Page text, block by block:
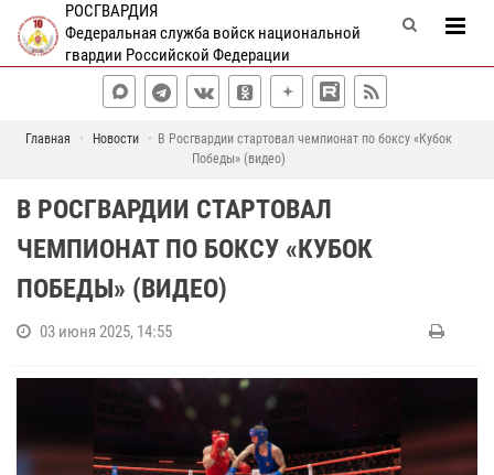
РОСГВАРДИЯ
Федеральная служба войск национальной
гвардии Российской Федерации
Главная Новости
В Росгвардии стартовал чемпионат по боксу «Кубок
Победы» (видео)
В РОСГВАРДИИ СТАРТОВАЛ
ЧЕМПИОНАТ ПО БОКСУ «КУБОК
ПОБЕДЫ» (ВИДЕО)
03 июня 2025, 14:55